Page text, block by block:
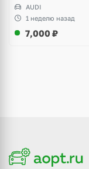
AUDI
1 неделю назад
7,000 ₽